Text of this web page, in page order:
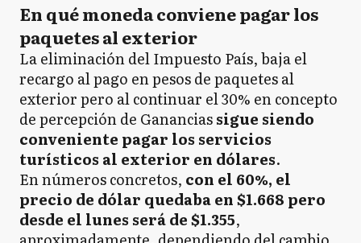
En qué moneda conviene pagar los
paquetes al exterior
La eliminación del Impuesto País, baja el
recargo al pago en pesos de paquetes al
exterior pero al continuar el 30% en concepto
de percepción de Gananciassigue siendo
conveniente pagar los servicios
turísticos al exterior en dólares.
En números concretos, con el 60%, el
precio de dólar quedaba en $1.668 pero
desde el lunes será de $1.355,